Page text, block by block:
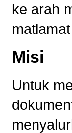
ke arah
Misi
Untuk